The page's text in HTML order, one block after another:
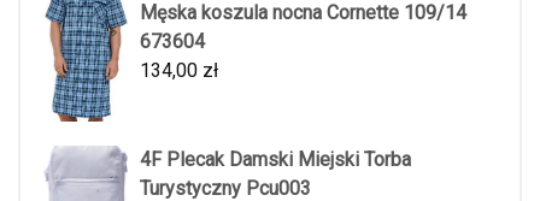
Męska koszula nocna Cornette 109/14
673604
134,00 zł
4F Plecak Damski Miejski Torba
Turystyczny Pcu003